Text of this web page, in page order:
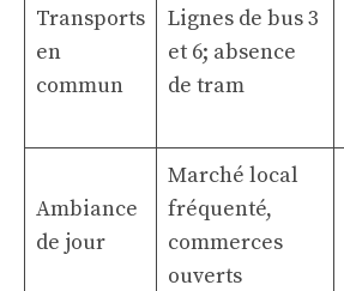
Transports
en
commun
Lignes de bus 3
et 6; absence
de tram
Ambiance
de jour
Marché local
fréquenté,
commerces
ouverts